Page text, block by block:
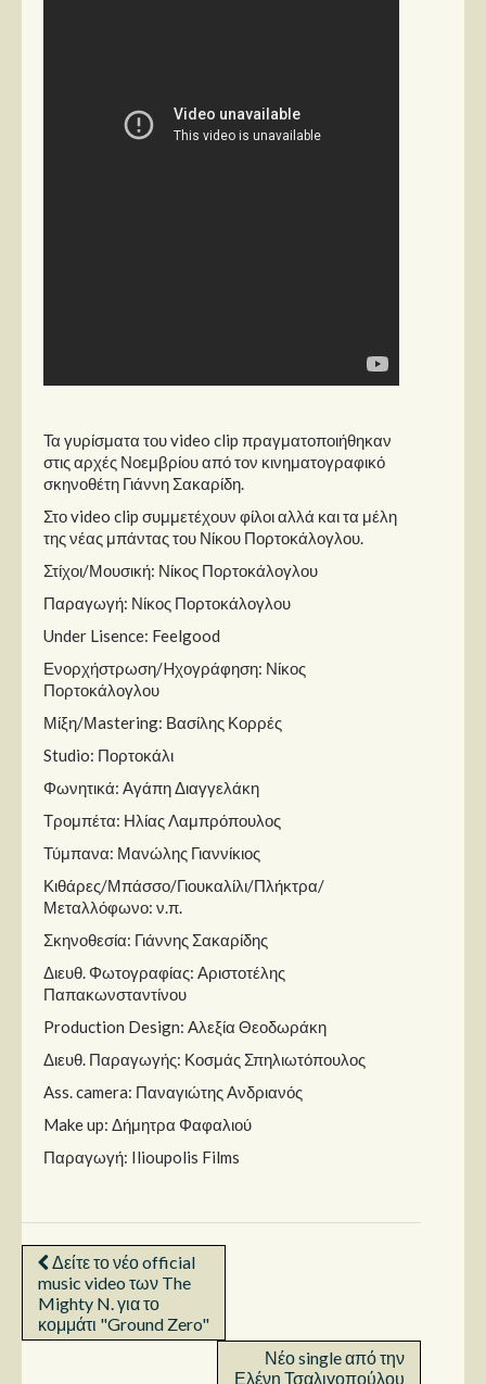
Τα γυρίσματα του video clip πραγματοποιήθηκαν
στις αρχές Νοεμβρίου από τον κινηματογραφικό
σκηνοθέτη Γιάννη Σακαρίδη.
Στο video clip συμμετέχουν φίλοι αλλά και τα μέλη
της νέας μπάντας του Νίκου Πορτοκάλογλου.
Στίχοι/Μουσική: Νίκος Πορτοκάλογλου
Παραγωγή: Νίκος Πορτοκάλογλου
Under Lisence: Feelgood
Ενορχήστρωση/Hχογράφηση: Νίκος
Πορτοκάλογλου
Μίξη/Μastering: Βασίλης Κορρές
Studio: Πορτοκάλι
Φωνητικά: Αγάπη Διαγγελάκη
Τρομπέτα: Ηλίας Λαμπρόπουλος
Τύμπανα: Μανώλης Γιαννίκιος
Κιθάρες/Μπάσσο/Γιουκαλίλι/Πλήκτρα/
Μεταλλόφωνο: ν.π.
Σκηνοθεσία: Γιάννης Σακαρίδης
Διευθ. Φωτογραφίας: Αριστοτέλης
Παπακωνσταντίνου
Production Design: Αλεξία Θεοδωράκη
Διευθ. Παραγωγής: Κοσμάς Σπηλιωτόπουλος
Ass. camera: Παναγιώτης Ανδριανός
Make up: Δήμητρα Φαφαλιού
Παραγωγή: Ilioupolis Films
Δείτε το νέο official
music video των The
Mighty N. για το
κομμάτι "Ground Zero"
Νέο single από την
Ελένη Τσαλιγοπούλου